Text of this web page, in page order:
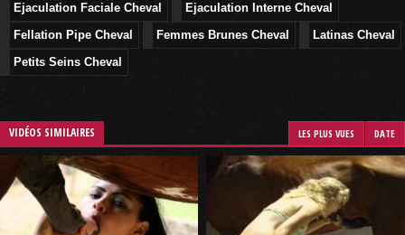
Ejaculation Faciale Cheval
Ejaculation Interne Cheval
Fellation Pipe Cheval
Femmes Brunes Cheval
Latinas Cheval
Petits Seins Cheval
VIDÉOS SIMILAIRES LES PLUS VUES DATE